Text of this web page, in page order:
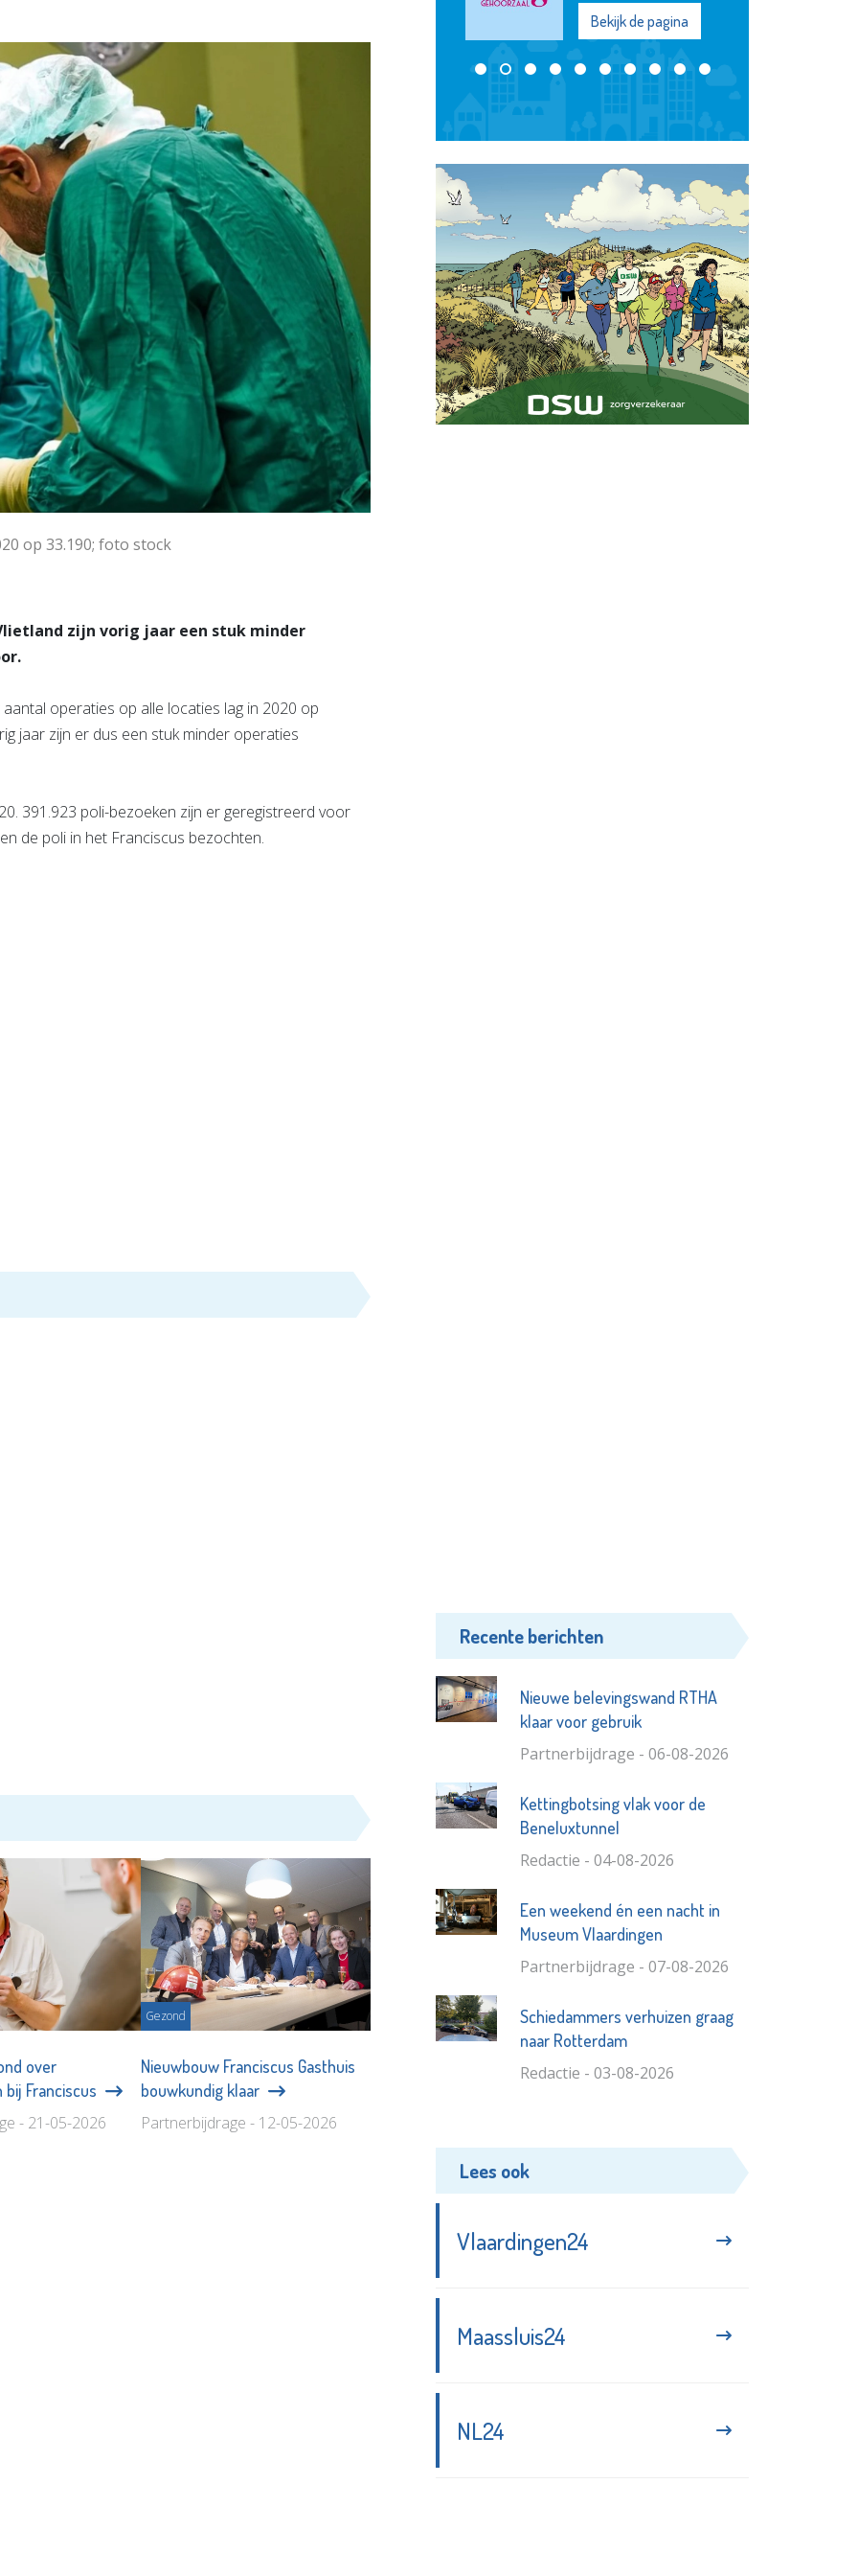
op 33.190; foto stock
Vlietland zijn vorig jaar een stuk minder
operaties op alle locaties lag in 2020 op
jaar zijn er dus een stuk minder operaties
391.923 poli-bezoeken zijn er geregistreerd voor
de poli in het Franciscus bezochten.
over
Franciscus
- 21-05-2026
Gezond
Nieuwbouw Franciscus Gasthuis
bouwkundig klaar
Partnerbijdrage - 12-05-2026
Bekijk de pagina
Recente berichten
Nieuwe belevingswand RTHA
klaar voor gebruik
Partnerbijdrage - 06-08-2026
Kettingbotsing vlak voor de
Beneluxtunnel
Redactie - 04-08-2026
Een weekend én een nacht in
Museum Vlaardingen
Partnerbijdrage - 07-08-2026
Schiedammers verhuizen graag
naar Rotterdam
Redactie - 03-08-2026
Lees ook
Vlaardingen24
Maassluis24
NL24